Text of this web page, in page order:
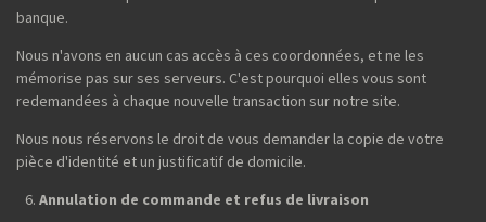
banque.
Nous n'avons en aucun cas accès à ces coordonnées, et ne les
mémorise pas sur ses serveurs. C'est pourquoi elles vous sont
redemandées à chaque nouvelle transaction sur notre site.
Nous nous réservons le droit de vous demander la copie de votre
pièce d'identité et un justificatif de domicile.
Annulation de commande et refus de livraison